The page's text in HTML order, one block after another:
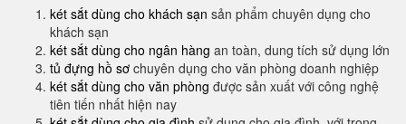
két sắt dùng cho khách sạn sản phẩm chuyên dụng cho
khách sạn
két sắt dùng cho ngân hàng an toàn, dung tích sử dụng lớn
tủ đựng hồ sơ chuyên dụng cho văn phòng doanh nghiệp
két sắt dùng cho văn phòng được sản xuất với công nghệ
tiên tiến nhất hiện nay